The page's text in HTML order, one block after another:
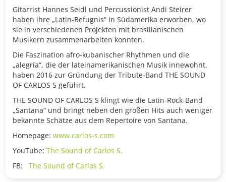
Gitarrist Hannes Seidl und Percussionist Andi Steirer
haben ihre „Latin-Befugnis“ in Südamerika erworben, wo
sie in verschiedenen Projekten mit brasilianischen
Musikern zusammenarbeiten konnten.
Die Faszination afro-kubanischer Rhythmen und die
„alegría“, die der lateinamerikanischen Musik innewohnt,
haben 2016 zur Gründung der Tribute-Band THE SOUND
OF CARLOS S geführt.
THE SOUND OF CARLOS S klingt wie die Latin-Rock-Band
„Santana“ und bringt neben den großen Hits auch weniger
bekannte Schätze aus dem Repertoire von Santana.
Homepage: www.carlos-s.com
YouTube: The Sound of Carlos S.
FB: The Sound of Carlos S.